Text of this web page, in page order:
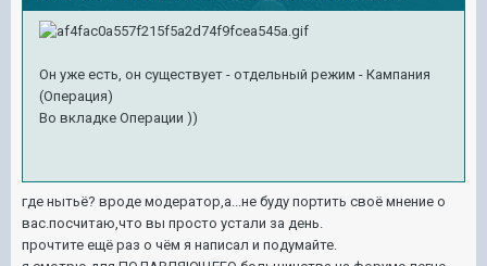
Он уже есть, он существует - отдельный режим - Кампания
(Операция)
Во вкладке Операции ))
где нытьё? вроде модератор,а...не буду портить своё мнение о
вас.посчитаю,что вы просто устали за день.
прочтите ещё раз о чём я написал и подумайте.